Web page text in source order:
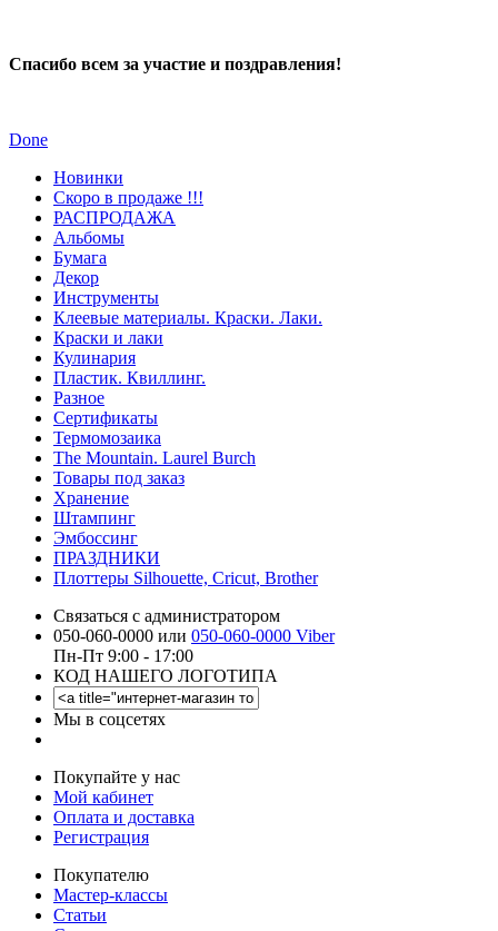
Спасибо всем за участие и поздравления!
Done
Новинки
Скоро в продаже !!!
РАСПРОДАЖА
Альбомы
Бумага
Декор
Инструменты
Клеевые материалы. Краски. Лаки.
Краски и лаки
Кулинария
Пластик. Квиллинг.
Разное
Сертификаты
Термомозаика
The Mountain. Laurel Burch
Товары под заказ
Хранение
Штампинг
Эмбоссинг
ПРАЗДНИКИ
Плоттеры Silhouette, Cricut, Brother
Связаться с администратором
050-060-0000 или 050-060-0000 Viber
Пн-Пт 9:00 - 17:00
КОД НАШЕГО ЛОГОТИПА
Мы в соцсетях
Покупайте у нас
Мой кабинет
Оплата и доставка
Регистрация
Покупателю
Мастер-классы
Статьи